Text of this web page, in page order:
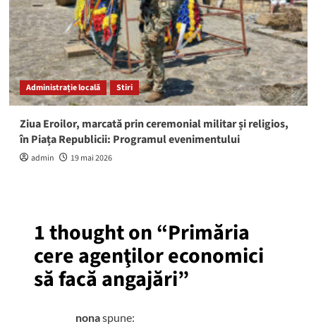
Administrație locală Stiri
Ziua Eroilor, marcată prin ceremonial militar și religios,
în Piața Republicii: Programul evenimentului
admin 19 mai 2026
1 thought on “Primăria
cere agenţilor economici
să facă angajări”
nonaspune: